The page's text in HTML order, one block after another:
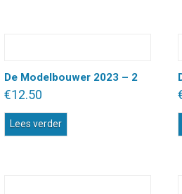
De Modelbouwer 2023 – 2
€12.50
Lees verder